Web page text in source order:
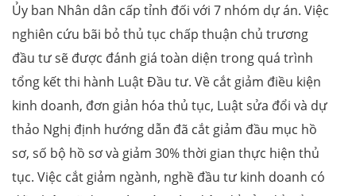
Ủy ban Nhân dân cấp tỉnh đối với 7 nhóm dự án. Việc
nghiên cứu bãi bỏ thủ tục chấp thuận chủ trương
đầu tư sẽ được đánh giá toàn diện trong quá trình
tổng kết thi hành Luật Đầu tư. Về cắt giảm điều kiện
kinh doanh, đơn giản hóa thủ tục, Luật sửa đổi và dự
thảo Nghị định hướng dẫn đã cắt giảm đầu mục hồ
sơ, số bộ hồ sơ và giảm 30% thời gian thực hiện thủ
tục. Việc cắt giảm ngành, nghề đầu tư kinh doanh có